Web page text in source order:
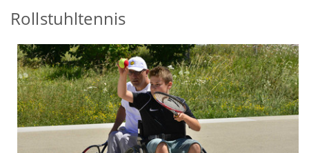
Rollstuhltennis